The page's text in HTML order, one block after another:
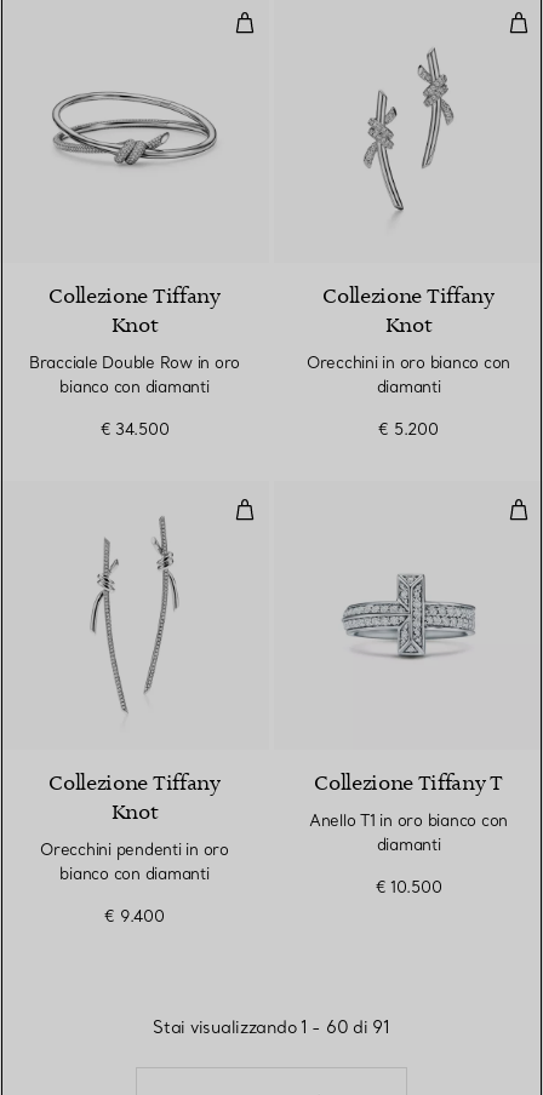
Bracciale Double Row in oro
Collezione Tiffany
Knot
Bracciale Double Row in oro
bianco con diamanti
€ 34.500
Collezione Tiffany
Knot
Orecchini in oro bianco con
diamanti
€ 5.200
Orecchini pendenti in oro
Collezione Tiffany
Knot
Orecchini pendenti in oro
bianco con diamanti
€ 9.400
Collezione Tiffany T
Anello T1 in oro bianco con
diamanti
€ 10.500
Stai visualizzando 1 - 60 di 91